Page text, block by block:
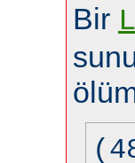
Bir